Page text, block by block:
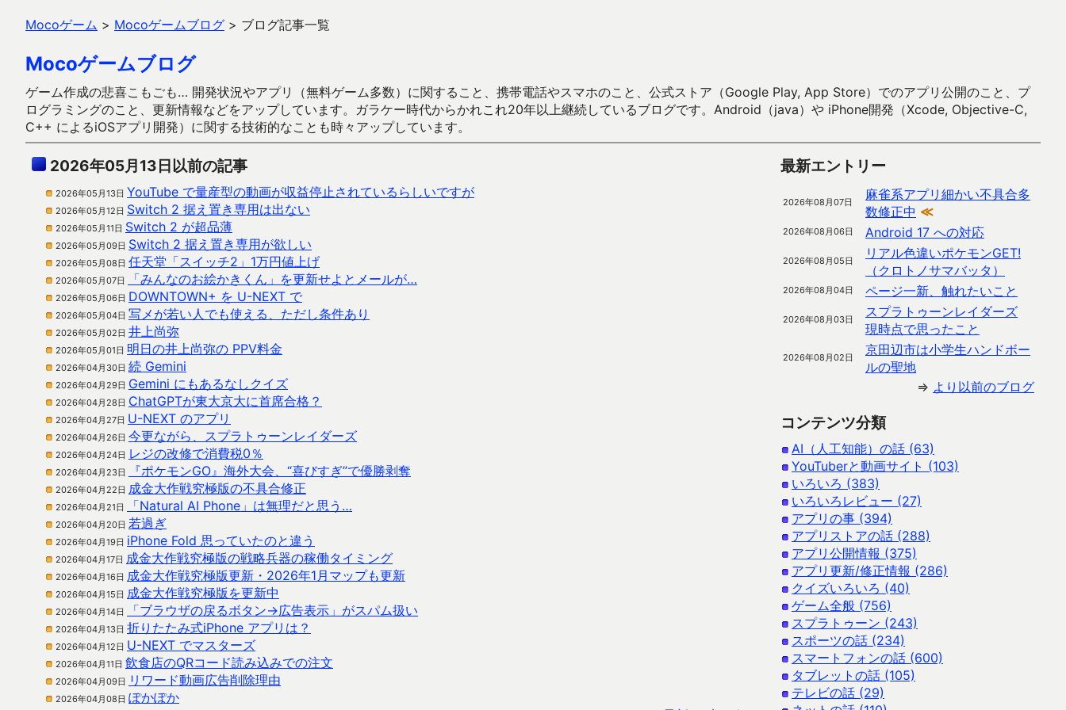
Mocoゲーム > Mocoゲームブログ > ブログ記事一覧
Mocoゲームブログ
ゲーム作成の悲喜こもごも… 開発状況やアプリ（無料ゲーム多数）に関すること、携帯電話やスマホのこと、公式ストア（Google Play, App Store）でのアプリ公開のこと、プ
ログラミングのこと、更新情報などをアップしています。ガラケー時代からかれこれ20年以上継続しているブログです。Android（java）や iPhone開発（Xcode, Objective-C,
C++ によるiOSアプリ開発）に関する技術的なことも時々アップしています。
2026年05月13日以前の記事
2026年05月13日 YouTube で量産型の動画が収益停止されているらしいですが
2026年05月12日 Switch 2 据え置き専用は出ない
2026年05月11日 Switch 2 が超品薄
2026年05月09日 Switch 2 据え置き専用が欲しい
2026年05月08日 任天堂「スイッチ2」1万円値上げ
2026年05月07日 「みんなのお絵かきくん」を更新せよとメールが…
2026年05月06日 DOWNTOWN+ を U-NEXT で
2026年05月04日 写メが若い人でも使える、ただし条件あり
2026年05月02日 井上尚弥
2026年05月01日 明日の井上尚弥の PPV料金
2026年04月30日 続 Gemini
2026年04月29日 Gemini にもあるなしクイズ
2026年04月28日 ChatGPTが東大京大に首席合格？
2026年04月27日 U-NEXT のアプリ
2026年04月26日 今更ながら、スプラトゥーンレイダーズ
2026年04月24日 レジの改修で消費税0％
2026年04月23日 『ポケモンGO』海外大会、“喜びすぎ”で優勝剥奪
2026年04月22日 成金大作戦究極版の不具合修正
2026年04月21日 「Natural AI Phone」は無理だと思う…
2026年04月20日 若過ぎ
2026年04月19日 iPhone Fold 思っていたのと違う
2026年04月17日 成金大作戦究極版の戦略兵器の稼働タイミング
2026年04月16日 成金大作戦究極版更新・2026年1月マップも更新
2026年04月15日 成金大作戦究極版を更新中
2026年04月14日 「ブラウザの戻るボタン→広告表示」がスパム扱い
2026年04月13日 折りたたみ式iPhone アプリは？
2026年04月12日 U-NEXT でマスターズ
2026年04月11日 飲食店のQRコード読み込みでの注文
2026年04月09日 リワード動画広告削除理由
2026年04月08日 ぽかぽか
最新エントリー
2026年08月07日
麻雀系アプリ細かい不具合多
数修正中 ≪
2026年08月06日 Android 17 への対応
2026年08月05日
リアル色違いポケモンGET!
（クロトノサマバッタ）
2026年08月04日 ページ一新、触れたいこと
2026年08月03日
スプラトゥーンレイダーズ
現時点で思ったこと
2026年08月02日
京田辺市は小学生ハンドボー
ルの聖地
⇒ より以前のブログ
コンテンツ分類
AI（人工知能）の話 (63)
YouTuberと動画サイト (103)
いろいろ (383)
いろいろレビュー (27)
アプリの事 (394)
アプリストアの話 (288)
アプリ公開情報 (375)
アプリ更新/修正情報 (286)
クイズいろいろ (40)
ゲーム全般 (756)
スプラトゥーン (243)
スポーツの話 (234)
スマートフォンの話 (600)
タブレットの話 (105)
テレビの話 (29)